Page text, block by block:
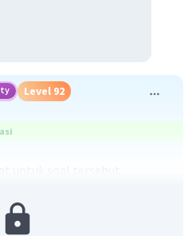
Level 92
barisan tersebut